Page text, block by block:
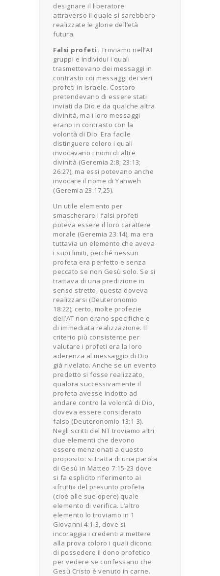
designare il liberatore
attraverso il quale si sarebbero
realizzate le glorie dell’età
futura.
Falsi profeti. Troviamo nell’AT
gruppi e individui i quali
trasmettevano dei messaggi in
contrasto coi messaggi dei veri
profeti in Israele. Costoro
pretendevano di essere stati
inviati da Dio e da qualche altra
divinità, ma i loro messaggi
erano in contrasto con la
volontà di Dio. Era facile
distinguere coloro i quali
invocavano i nomi di altre
divinità (Geremia 2:8; 23:13;
26:27), ma essi potevano anche
invocare il nome di Yahweh
(Geremia 23:17,25).
Un utile elemento per
smascherare i falsi profeti
poteva essere il loro carattere
morale (Geremia 23:14), ma era
tuttavia un elemento che aveva
i suoi limiti, perché nessun
profeta era perfetto e senza
peccato se non Gesù solo. Se si
trattava di una predizione in
senso stretto, questa doveva
realizzarsi (Deuteronomio
18:22); certo, molte profezie
dell’AT non erano specifiche e
di immediata realizzazione. Il
criterio più consistente per
valutare i profeti era la loro
aderenza al messaggio di Dio
già rivelato. Anche se un evento
predetto si fosse realizzato,
qualora successivamente il
profeta avesse indotto ad
andare contro la volontà di Dio,
doveva essere considerato
falso (Deuteronomio 13:1-3).
Negli scritti del NT troviamo altri
due elementi che devono
essere menzionati a questo
proposito: si tratta di una parola
di Gesù in Matteo 7:15-23 dove
si fa esplicito riferimento ai
«frutti» del presunto profeta
(cioè alle sue opere) quale
elemento di verifica. L’altro
elemento lo troviamo in 1
Giovanni 4:1-3, dove si
incoraggia i credenti a mettere
alla prova coloro i quali dicono
di possedere il dono profetico
per vedere se confessano che
Gesù Cristo è venuto in carne.